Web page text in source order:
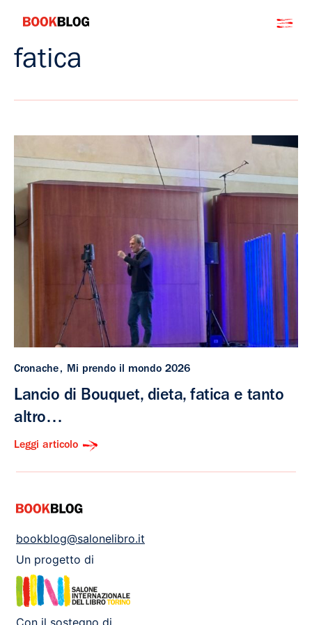
contenuto
Bookblog
fatica
Cronache Mi prendo il mondo 2026
Lancio di Bouquet, dieta, fatica e tanto
altro…
Leggi articolo
bookblog@salonelibro.it
Un progetto di